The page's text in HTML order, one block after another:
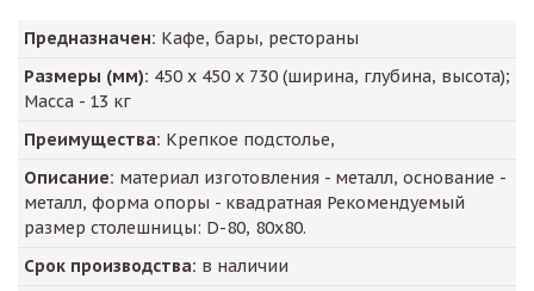
Предназначен: Кафе, бары, рестораны
Размеры (мм): 450 х 450 х 730 (ширина, глубина, высота);
Масса - 13 кг
Преимущества: Крепкое подстолье,
Описание: материал изготовления - металл, основание -
металл, форма опоры - квадратная Рекомендуемый
размер столешницы: D-80, 80х80.
Срок производства: в наличии